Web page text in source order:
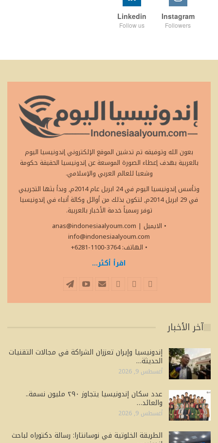
Instagram
Followers
Linkedin
Follow us
بعون الله وتوفيقه تم تدشين الموقع الإلكتروني إندونيسيا اليوم
بالعربية بهدف إعطاء الصورة الموسعة عن إندونيسيا الحقيقة حكومة
وشعبا للعالم العربي والإسلامي.
وتأسس إندونيسيا اليوم في 24 ابريل عام 2014م, وبدأ بثها التجريبي
في 29 ابريل 2014م, لتكون بذلك من أوائل وكالة أنباء في إندونيسيا
توفر رسمياً خدمة الأخبار بالعربية.
• الايميل
anas@indonesiaalyoum.com |
info@indonesiaalyoum.com
• الهاتف: 3764-1100-6281+
اقرأ أكثر...
آخر الأخبار
إندونيسيا وإيران تعززان الشراكة في مجالات التقنيات
الحديثة…
أغسطس 9, 2026
عدد سكان إندونيسيا يتجاوز ٢٩٠ مليون نسمة..
والعائد…
أغسطس 9, 2026
الطريقة الخلوتية في نوسانتارا: رسالة دكتوراه لباحث